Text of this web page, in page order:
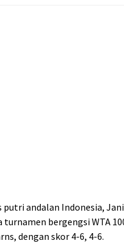
putri andalan Indonesia,
bergengsi WTA
dengan skor 4-6, 4-6.